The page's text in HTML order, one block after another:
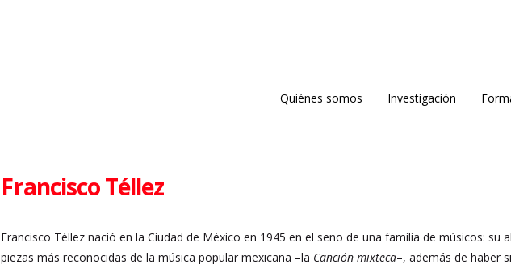
Quiénes somos Investigación
Francisco Téllez
Francisco Téllez nació en la Ciudad de México en 1945 en el seno de una familia de músicos: su
piezas más reconocidas de la música popular mexicana –la Canción mixteca–, además de haber